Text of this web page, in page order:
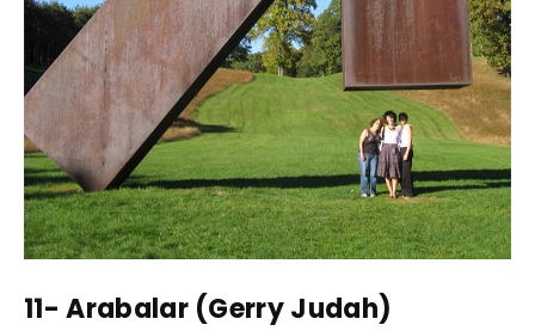
11- Arabalar (Gerry Judah)